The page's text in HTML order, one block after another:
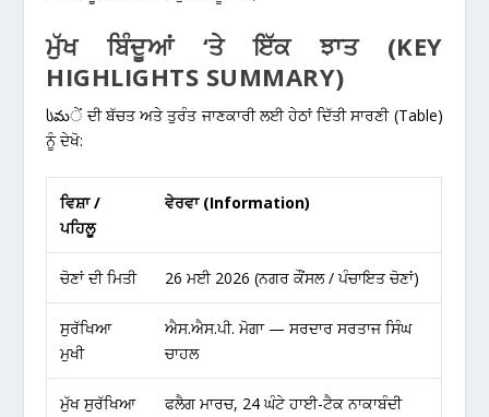
ਮੁੱਖ ਬਿੰਦੂਆਂ ‘ਤੇ ਇੱਕ ਝਾਤ (KEY
HIGHLIGHTS SUMMARY)
სమੇਂ ਦੀ ਬੱਚਤ ਅਤੇ ਤੁਰੰਤ ਜਾਣਕਾਰੀ ਲਈ ਹੇਠਾਂ ਦਿੱਤੀ ਸਾਰਣੀ (Table)
ਨੂੰ ਦੇਖੋ:
ਵਿਸ਼ਾ /
ਪਹਿਲੂ
ਵੇਰਵਾ (Information)
ਚੋਣਾਂ ਦੀ ਮਿਤੀ 26 ਮਈ 2026 (ਨਗਰ ਕੌਂਸਲ / ਪੰਚਾਇਤ ਚੋਣਾਂ)
ਸੁਰੱਖਿਆ
ਮੁਖੀ
ਐਸ.ਐਸ.ਪੀ. ਮੋਗਾ — ਸਰਦਾਰ ਸਰਤਾਜ ਸਿੰਘ
ਚਾਹਲ
ਮੁੱਖ ਸੁਰੱਖਿਆ
ਫਲੈਗ ਮਾਰਚ, 24 ਘੰਟੇ ਹਾਈ-ਟੈਕ ਨਾਕਾਬੰਦੀ